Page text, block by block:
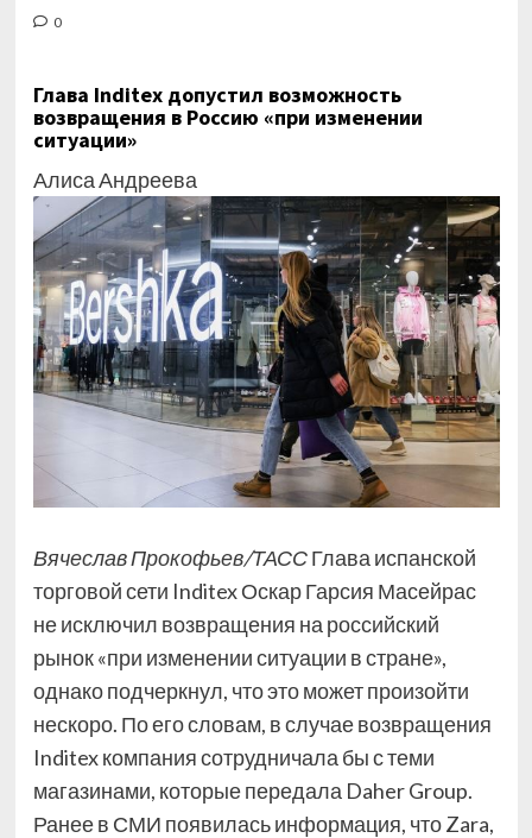
0
Глава Inditex допустил возможность
возвращения в Россию «при изменении
ситуации»
Алиса Андреева
Вячеслав Прокофьев/ТАССГлава испанской
торговой сети Inditex Оскар Гарсия Масейрас
не исключил возвращения на российский
рынок «при изменении ситуации в стране»,
однако подчеркнул, что это может произойти
нескоро. По его словам, в случае возвращения
Inditex компания сотрудничала бы с теми
магазинами, которые передала Daher Group.
Ранее в СМИ появилась информация, что Zara,